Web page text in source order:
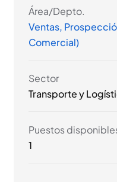
Área/Depto.
Ventas,
Comercial)
Sector
Transporte y
Puestos
1